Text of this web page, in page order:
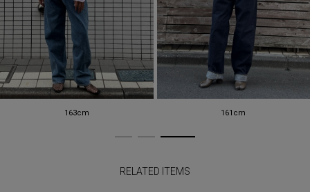
163cm 161cm
RELATED ITEMS